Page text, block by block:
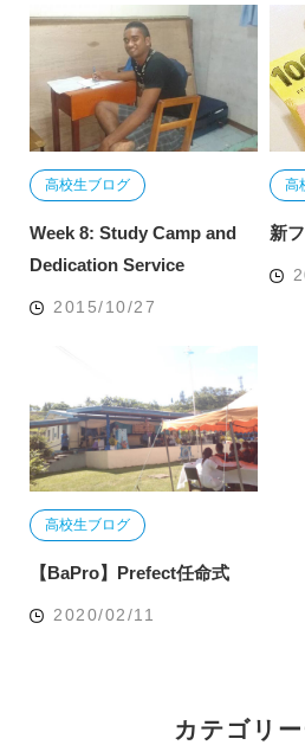
高校生ブログ
Week 8: Study Camp and
Dedication Service
2015/10/27
高
新
高校生ブログ
【BaPro】Prefect任命式
2020/02/11
カテゴリ